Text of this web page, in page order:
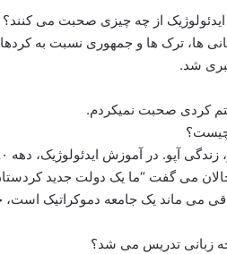
از چه چیزی صحبت می کنند؟
ها، ترک ها و جمهوری نسبت به
شد.
کردی صحبت نمیکردم.
می ماند یک جامعه دموکراتیک است،
زبانی تدریس می شد؟